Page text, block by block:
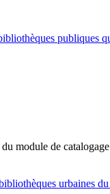
publiques
module de
urbaines du